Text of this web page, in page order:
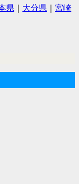
県 大分県
宮崎